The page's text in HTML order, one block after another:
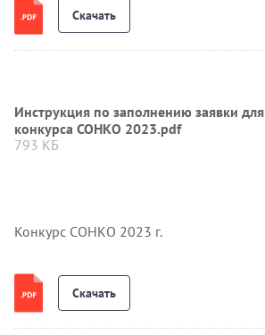
Скачать
Инструкция по заполнению заявки
конкурса СОНКО 2023.pdf
793 КБ
Конкурс СОНКО 2023 г.
Скачать